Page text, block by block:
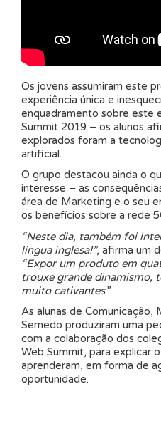
Os jovens assumiram este
experiência única e
enquadramento sobre este
Summit 2019 – os alunos
explorados foram a
artificial.
O grupo destacou ainda o
interesse – as
área de Marketing e o seu
os benefícios sobre a rede
“Neste dia, também foi
língua inglesa!”, afirma um
“Expor um produto em
trouxe grande dinamismo,
muito cativantes”
As alunas de Comunicação,
Semedo produziram uma
com a colaboração dos
Web Summit, para explicar
aprenderam, em forma de
oportunidade.